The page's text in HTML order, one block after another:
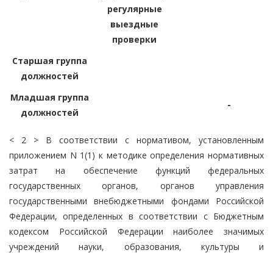
регулярные
выездные
проверки
Старшая группа
должностей
Младшая группа
должностей
-
< 2 > В соответствии с нормативом, установленным
приложением N 1(1) к методике определения нормативных
затрат на обеспечение функций федеральных
государственных органов, органов управления
государственными внебюджетными фондами Российской
Федерации, определенных в соответствии с Бюджетным
кодексом Российской Федерации наиболее значимых
учреждений науки, образования, культуры и